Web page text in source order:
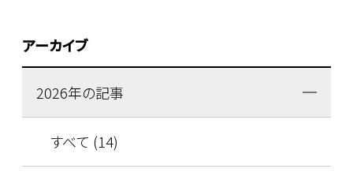
アーカイブ
2026年の記事
すべて (14)